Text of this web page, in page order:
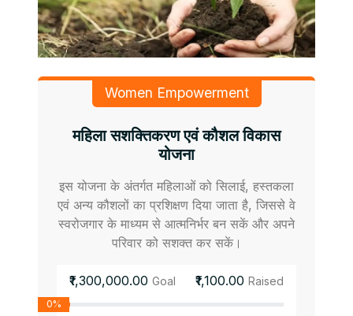
Women Empowerment
महिला सशक्तिकरण एवं कौशल विकास
योजना
इस योजना के अंतर्गत महिलाओं को सिलाई, हस्तकला
एवं अन्य कौशलों का प्रशिक्षण दिया जाता है, जिससे वे
स्वरोजगार के माध्यम से आत्मनिर्भर बन सकें और अपने
परिवार को सशक्त कर सकें।
₹1,300,000.00 Goal ₹1,100.00 Raised
0%